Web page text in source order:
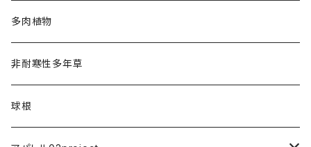
多肉植物
非耐寒性多年草
球根